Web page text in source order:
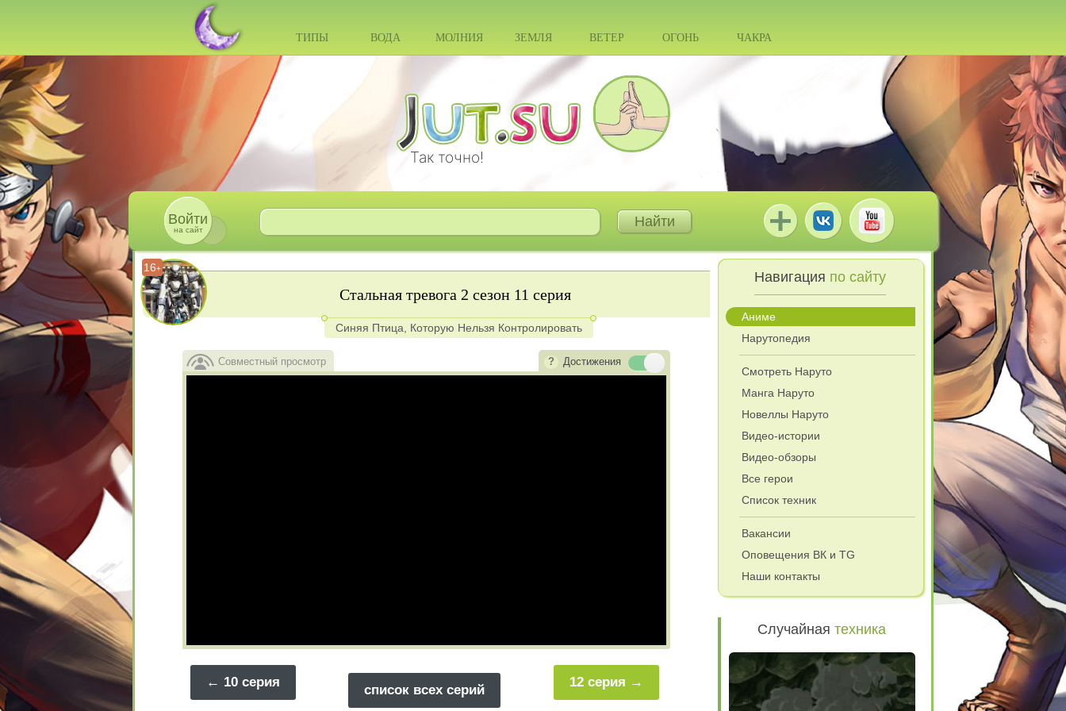
ТИПЫ ВОДА МОЛНИЯ ЗЕМЛЯ ВЕТЕР ОГОНЬ ЧАКРА
Так точно!
Войти
на сайт
16+
Стальная тревога 2 сезон 11 серия
Синяя Птица, Которую Нельзя Контролировать
Совместный просмотр Достижения
12 серия
10 серия
список всех серий
Навигация по сайту
Аниме
Нарутопедия
Смотреть Наруто
Манга Наруто
Новеллы Наруто
Видео-истории
Видео-обзоры
Все герои
Список техник
Вакансии
Оповещения ВК и TG
Наши контакты
Случайнаятехника